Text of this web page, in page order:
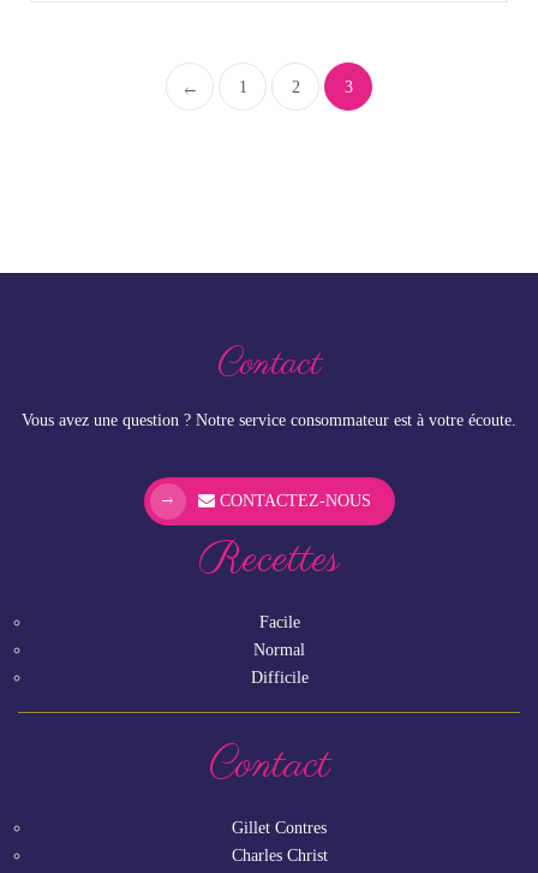
1 2 3
Contact
Vous avez une question ? Notre service consommateur est à votre écoute.
CONTACTEZ-NOUS
Recettes
Facile
Normal
Difficile
Contact
Gillet Contres
Charles Christ